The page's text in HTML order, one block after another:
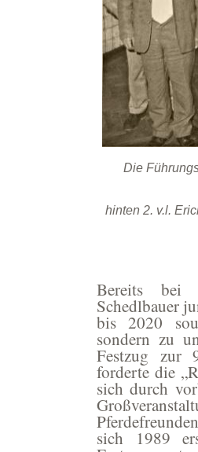
Die
hinten 2. v.l.
Bereits bei
Schedlbauer
bis 2020
sondern zu
Festzug zur
forderte die
sich durch
sich 1989